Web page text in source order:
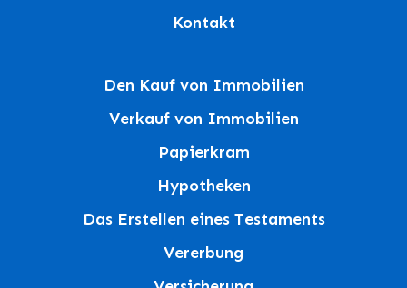
Kontakt
Den Kauf von Immobilien
Verkauf von Immobilien
Papierkram
Hypotheken
Das Erstellen eines Testaments
Vererbung